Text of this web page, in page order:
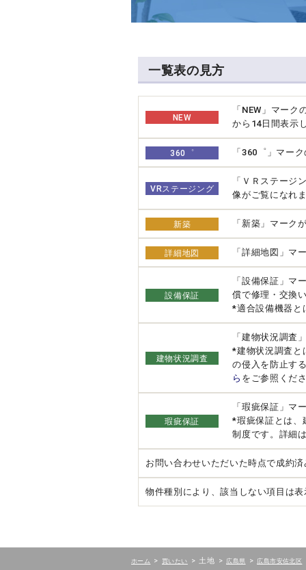
一覧表の見方
NEW
「NEW」マー
から14日間表示
360゜ 「360゜」マー
VRステージング
「ＶＲステージ
像がご覧になれ
新築 「新築」マーク
詳細地図 「詳細地図」マ
設備保証
「設備保証」マ
償で修理・交換
*適合設備機器と
建物状況調査
「建物状況調査
*建物状況調査と
の侵入を防止す
ら をご参照くだ
瑕疵保証
「瑕疵保証」マ
*瑕疵保証とは、
制度です。詳細
お問い合わせいただいた時点で成約
物件種別により、該当しない項目は
ホーム > 買いたい > 土地 > 広島県 > 広島市安佐北区